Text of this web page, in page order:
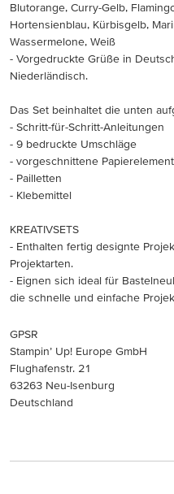
Blutorange, Curry-Gelb,
Hortensienblau, Kürbisgelb,
Wassermelone, Weiß
- Vorgedruckte Grüße in
Niederländisch.
Das Set beinhaltet die unten
- Schritt-für-Schritt-Anleitungen
- 9 bedruckte Umschläge
- vorgeschnittene
- Pailletten
- Klebemittel
KREATIVSETS
- Enthalten fertig designte
Projektarten.
- Eignen sich ideal für
die schnelle und einfache
GPSR
Stampin’ Up! Europe GmbH
Flughafenstr. 21
63263 Neu-Isenburg
Deutschland